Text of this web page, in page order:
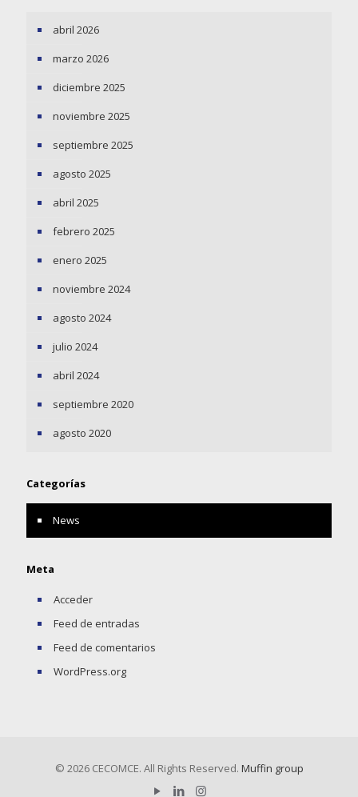
abril 2026
marzo 2026
diciembre 2025
noviembre 2025
septiembre 2025
agosto 2025
abril 2025
febrero 2025
enero 2025
noviembre 2024
agosto 2024
julio 2024
abril 2024
septiembre 2020
agosto 2020
Categorías
News
Meta
Acceder
Feed de entradas
Feed de comentarios
WordPress.org
© 2026 CECOMCE. All Rights Reserved. Muffin group